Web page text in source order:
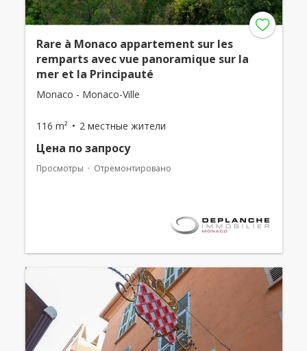
Rare à Monaco appartement sur les
remparts avec vue panoramique sur la
mer et la Principauté
Monaco - Monaco-Ville
116 m² 2 местные жители
Цена по запросу
Просмотры Отремонтировано